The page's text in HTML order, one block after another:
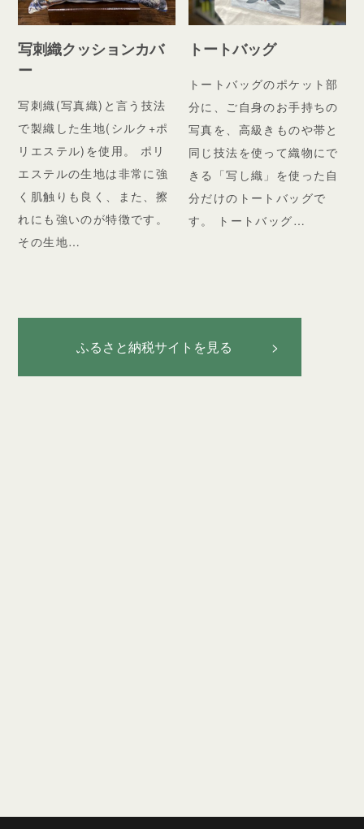
写刺織クッションカバ
ー
写刺織(写真織)と言う技法
で製織した生地(シルク+ポ
リエステル)を使用。 ポリ
エステルの生地は非常に強
く肌触りも良く、また、擦
れにも強いのが特徴です。
その生地…
トートバッグ
トートバッグのポケット部
分に、ご自身のお手持ちの
写真を、高級きものや帯と
同じ技法を使って織物にで
きる「写し織」を使った自
分だけのトートバッグで
す。 トートバッグ…
ふるさと納税サイトを見る >